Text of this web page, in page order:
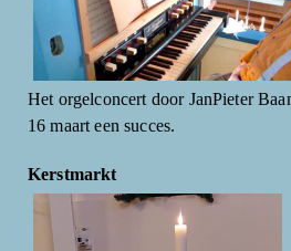
Het orgelconcert door JanPieter
16 maart een succes.
Kerstmarkt